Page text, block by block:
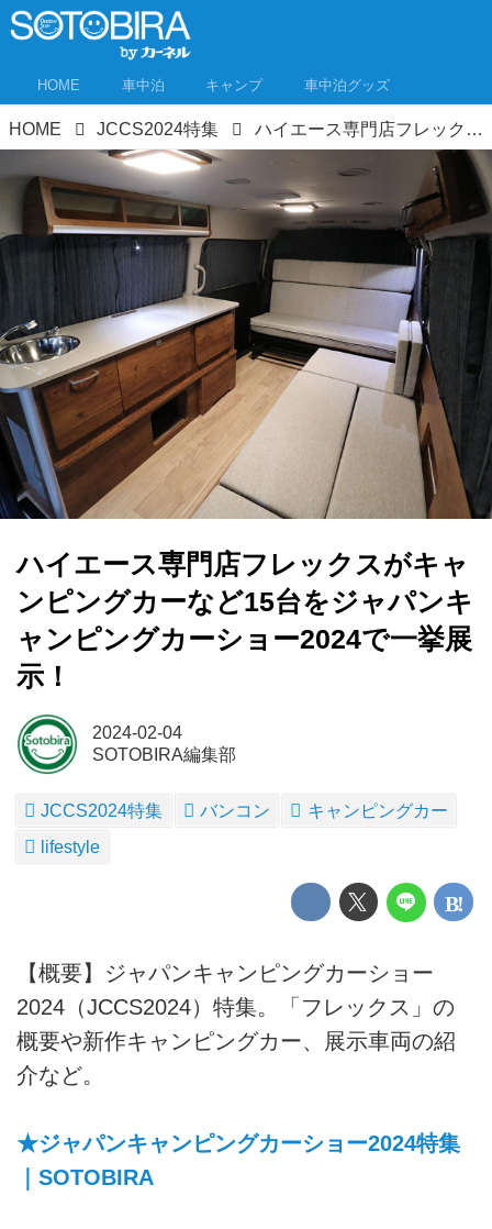
HOME 車中泊 キャンプ 車中泊グッズ
HOME JCCS2024特集 ハイエース専門店フレックスがキャンピングカーなど15台をジャパンキャンピングカーショー2024で一挙展示！
ハイエース専門店フレックスがキャ
ンピングカーなど15台をジャパンキ
ャンピングカーショー2024で一挙展
示！
2024-02-04
SOTOBIRA編集部
JCCS2024特集 バンコン
キャンピングカー
lifestyle
【概要】ジャパンキャンピングカーショー
2024（JCCS2024）特集。「フレックス」の
概要や新作キャンピングカー、展示車両の紹
介など。
★ジャパンキャンピングカーショー2024特集
｜SOTOBIRA